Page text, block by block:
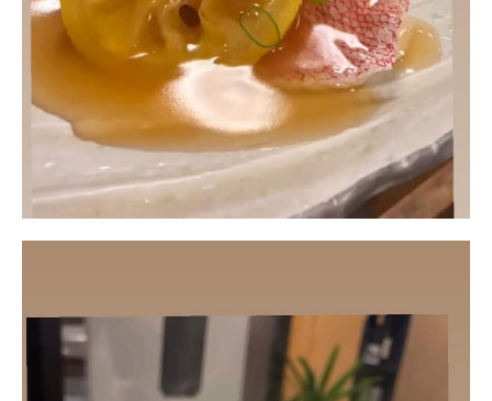
ー